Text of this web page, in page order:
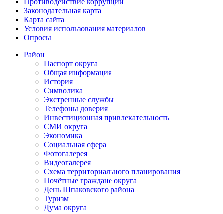
Противодействие коррупции
Законодательная карта
Карта сайта
Условия использования материалов
Опросы
Район
Паспорт округа
Общая информация
История
Символика
Экстренные службы
Телефоны доверия
Инвестиционная привлекательность
СМИ округа
Экономика
Социальная сфера
Фотогалерея
Видеогалерея
Схема территориального планирования
Почётные граждане округа
День Шпаковского района
Туризм
Дума округа